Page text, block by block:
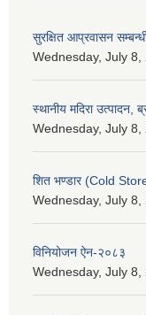
सुरक्षित आप्रवासन
Wednesday, July
स्थानीय मदिरा उत्पादन,
Wednesday, July 8,
शित भण्डार (Cold
Wednesday, July 8,
विनियोजन ऐन-२०८३
Wednesday, July 8,